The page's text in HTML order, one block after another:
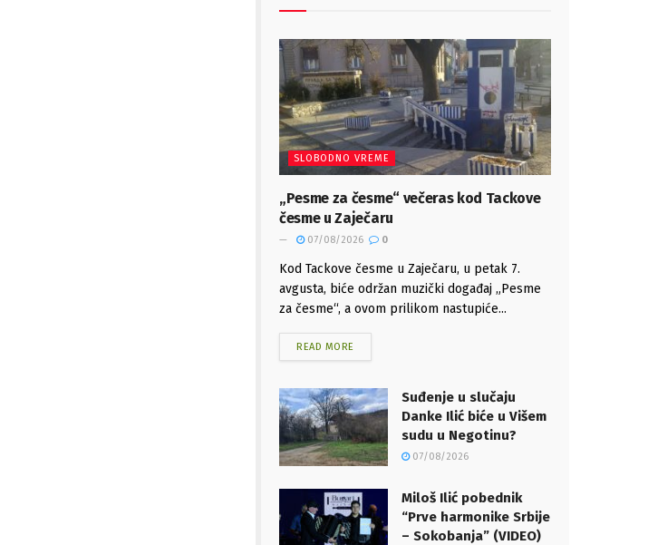
SLOBODNO VREME
„Pesme za česme“ večeras kod Tackove
česme u Zaječaru
07/08/2026 0
Kod Tackove česme u Zaječaru, u petak 7.
avgusta, biće održan muzički događaj „Pesme
za česme“, a ovom prilikom nastupiće...
READ MORE
Suđenje u slučaju
Danke Ilić biće u Višem
sudu u Negotinu?
07/08/2026
Miloš Ilić pobednik
“Prve harmonike Srbije
– Sokobanja” (VIDEO)